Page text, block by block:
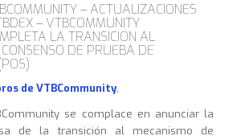
– ACTUALIZACIONES
– VTBCOMMUNITY
LA TRANSICIÓN AL
DE PRUEBA DE
de VTBCommunity,
se complace en anunciar la
de la transición al mecanismo de